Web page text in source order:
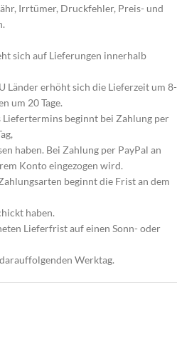
Irrtümer, Druckfehler, Preis- und
sich auf Lieferungen innerhalb
Länder erhöht sich die Lieferzeit um 8-
um 20 Tage.
beginnt bei Zahlung per
haben. Bei Zahlung per PayPal an
Konto eingezogen wird.
beginnt die Frist an dem
haben.
Lieferfrist auf einen Sonn- oder
Werktag.